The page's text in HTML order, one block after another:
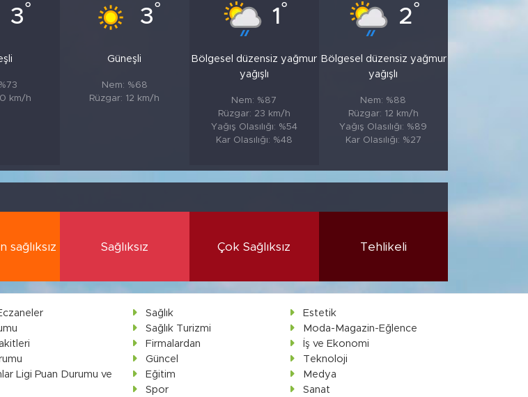
3°
km/h
3°
Güneşli
Nem: %68
Rüzgar: 12 km/h
1 °
Bölgesel düzensiz yağmur
yağışlı
Nem: %87
Rüzgar: 23 km/h
Yağış Olasılığı: %54
Kar Olasılığı: %48
2°
Bölgesel düzensiz yağmur
yağışlı
Nem: %88
Rüzgar: 12 km/h
Yağış Olasılığı: %89
Kar Olasılığı: %27
sağlıksız Sağlıksız Çok Sağlıksız Tehlikeli
Ligi Puan Durumu ve
Sağlık
Estetik
Sağlık Turizmi
Moda-Magazin-Eğlence
Firmalardan
İş ve Ekonomi
Güncel
Teknoloji
Eğitim
Medya
Spor
Sanat